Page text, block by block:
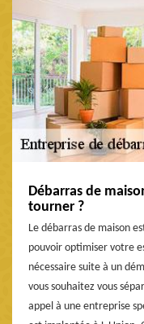
Débarras de
tourner ?
Le débarras de maison
pouvoir optimiser votre
nécessaire suite à un
vous souhaitez vous
appel à une entreprise